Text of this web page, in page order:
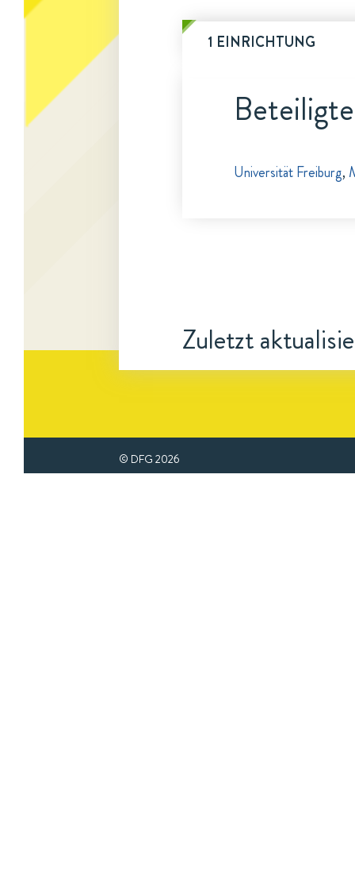
1 EINRICHTUNG
Universität Freiburg,
Zuletzt
© DFG 2026